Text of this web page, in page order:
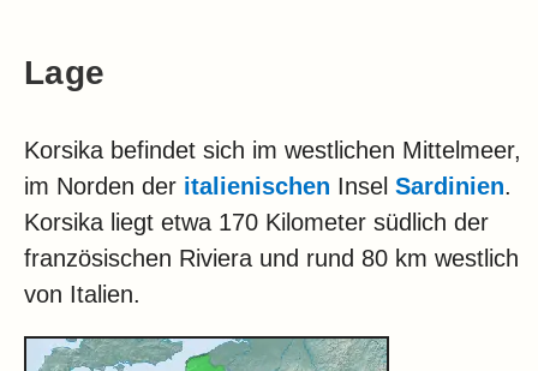
Lage
Korsika befindet sich im westlichen Mittelmeer,
im Norden der italienischen Insel Sardinien.
Korsika liegt etwa 170 Kilometer südlich der
französischen Riviera und rund 80 km westlich
von Italien.